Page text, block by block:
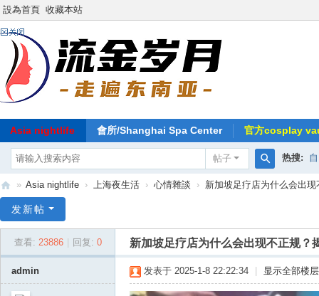
設為首頁 收藏本站
Asia nightlife 會所/Shanghai Spa Center 官方cosplay
帖子
搜
热搜:
南
» Asia nightlife › 上海夜生活 › 心情雜談 › 新加坡足疗店为什么会出
发新帖
查看: 23886 回复: 0 新加坡足疗店为什么会出现不正规？
admin 发表于 2025-1-8 22:22:34 显示全部楼层